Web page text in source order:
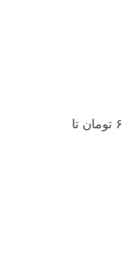
محدوده قیمت: ۶۰,۰۰۰ تومان تا